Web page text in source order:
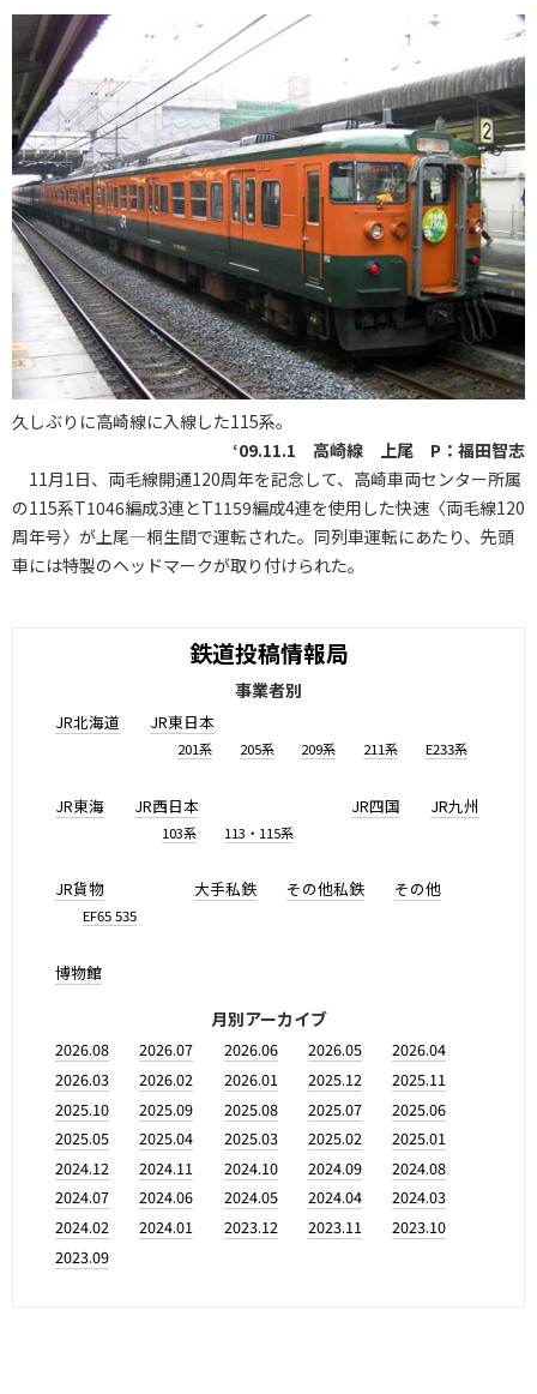
久しぶりに高崎線に入線した115系。
‘09.11.1 高崎線 上尾 P：福田智志
11月1日、両毛線開通120周年を記念して、高崎車両センター所属
の115系T1046編成3連とT1159編成4連を使用した快速〈両毛線120
周年号〉が上尾―桐生間で運転された。同列車運転にあたり、先頭
車には特製のヘッドマークが取り付けられた。
鉄道投稿情報局
事業者別
JR北海道 JR東日本
201系 205系 209系 211系 E233系
JR東海 JR西日本
103系 113・115系
JR四国 JR九州
JR貨物
EF65 535
大手私鉄 その他私鉄 その他
博物館
月別アーカイブ
2026.08 2026.07 2026.06 2026.05
2026.04
2026.03
2026.02 2026.01 2025.12
2025.11
2025.10
2025.09 2025.08 2025.07
2025.06
2025.05
2025.04 2025.03 2025.02
2025.01
2024.12
2024.11 2024.10 2024.09
2024.08
2024.07
2024.06 2024.05 2024.04
2024.03
2024.02
2024.01 2023.12 2023.11
2023.10
2023.09